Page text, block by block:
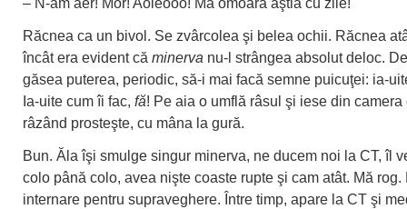
Răcnea ca un bivol. Se zvârcolea şi belea ochii. Răcnea
încât era evident că minerva nu-l strângea absolut deloc.
găsea puterea, periodic, să-i mai facă semne puicuţei: ia-
Ia-uite cum îi fac, fă! Pe aia o umflă râsul şi iese din camera
râzând prosteşte, cu mâna la gură.
Bun. Ăla îşi smulge singur minerva, ne ducem noi la CT, îl
colo până colo, avea nişte coaste rupte şi cam atât. Mă rog.
internare pentru supraveghere. Între timp, apare la CT şi